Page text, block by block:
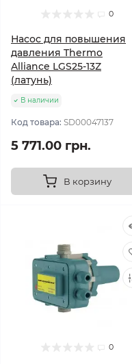
0
Насос для повышения
давления Thermo
Alliance LGS25-13Z
(латунь)
В наличии
Код товара: SD00047137
5 771.00 грн.
В корзину
0